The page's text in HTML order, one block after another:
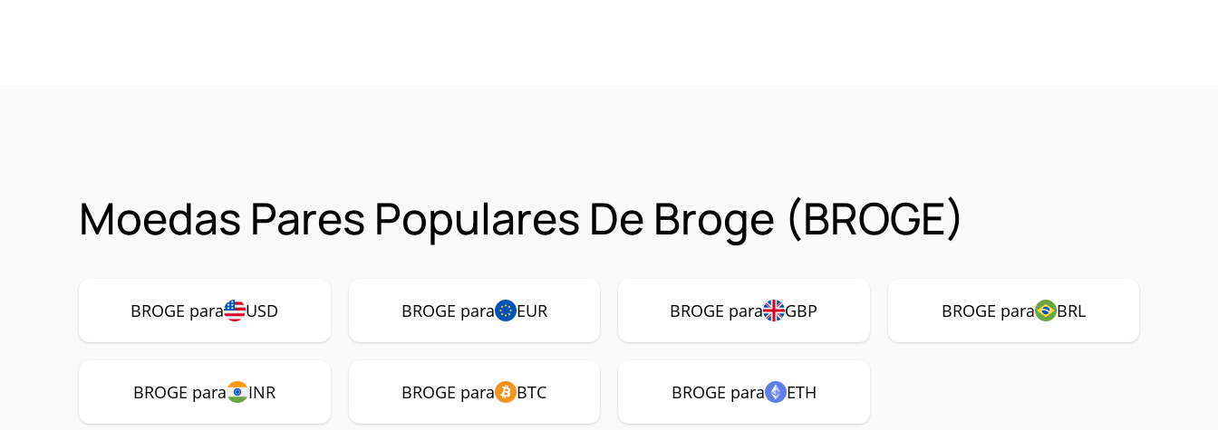
Moedas Pares Populares De Broge (BROGE)
BROGE para USD BROGE para EUR BROGE para GBP BROGE para BRL
BROGE para INR BROGE para BTC BROGE para ETH